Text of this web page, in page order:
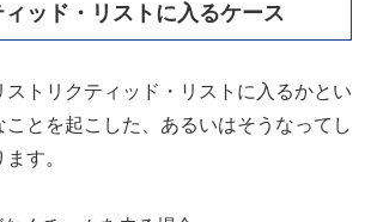
ィッド・リストに入るケース
ストリクティッド・リストに入るかとい
ことを起こした、あるいはそうなってし
す。